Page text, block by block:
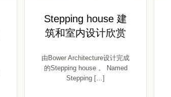
Stepping house 建
筑和室内设计欣赏
由Bower Architecture设计完成
的Stepping house 。 Named
Stepping […]